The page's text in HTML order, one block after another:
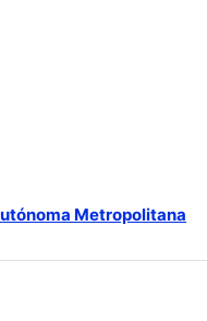
Metropolitana